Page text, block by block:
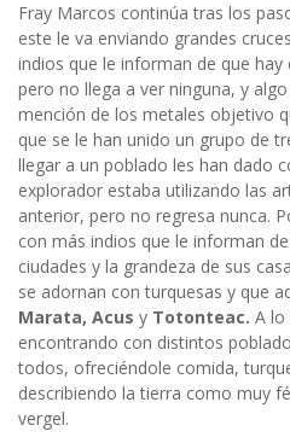
Fray Marcos continúa tras los
este le va enviando grandes
indios que le informan de que hay
pero no llega a ver ninguna, y
mención de los metales objetivo
que se le han unido un grupo de
llegar a un poblado les han dado
explorador estaba utilizando las
anterior, pero no regresa nunca.
con más indios que le informan
ciudades y la grandeza de sus
se adornan con turquesas y que
Marata, Acus y Totonteac. A lo
encontrando con distintos
todos, ofreciéndole comida,
describiendo la tierra como muy
vergel.